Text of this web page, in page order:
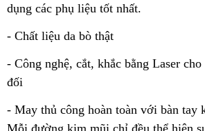
dụng các phụ liệu tốt nhất.
- Chất liệu da bò thật
- Công nghệ, cắt, khắc bằng Laser
đối
- May thủ công hoàn toàn với bàn tay
Mỗi đường kim mũi chỉ đều thể hiện